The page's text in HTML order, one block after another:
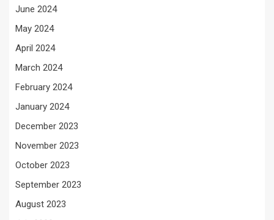
June 2024
May 2024
April 2024
March 2024
February 2024
January 2024
December 2023
November 2023
October 2023
September 2023
August 2023